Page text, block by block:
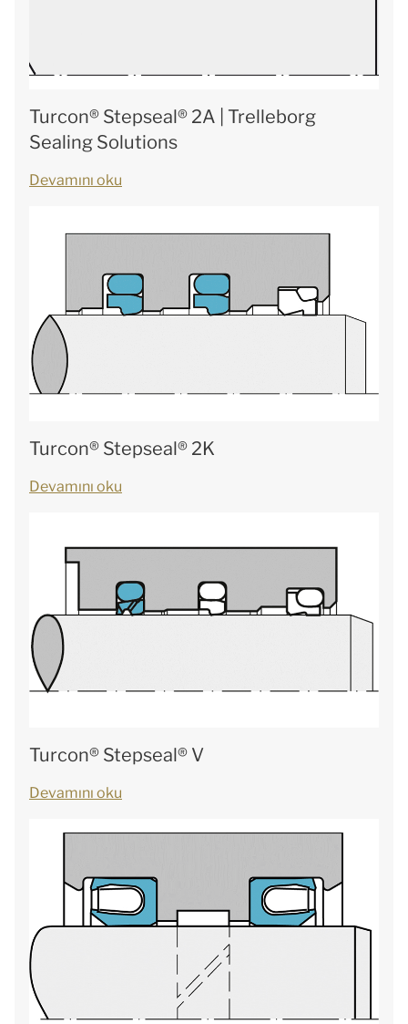
Turcon® Stepseal® 2A | Trelleborg
Sealing Solutions
Devamını oku
Turcon® Stepseal® 2K
Devamını oku
Turcon® Stepseal® V
Devamını oku